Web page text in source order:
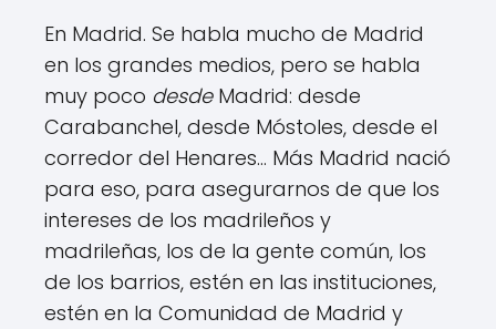
En Madrid. Se habla mucho de Madrid
en los grandes medios, pero se habla
muy poco desdeMadrid: desde
Carabanchel, desde Móstoles, desde el
corredor del Henares… Más Madrid nació
para eso, para asegurarnos de que los
intereses de los madrileños y
madrileñas, los de la gente común, los
de los barrios, estén en las instituciones,
estén en la Comunidad de Madrid y